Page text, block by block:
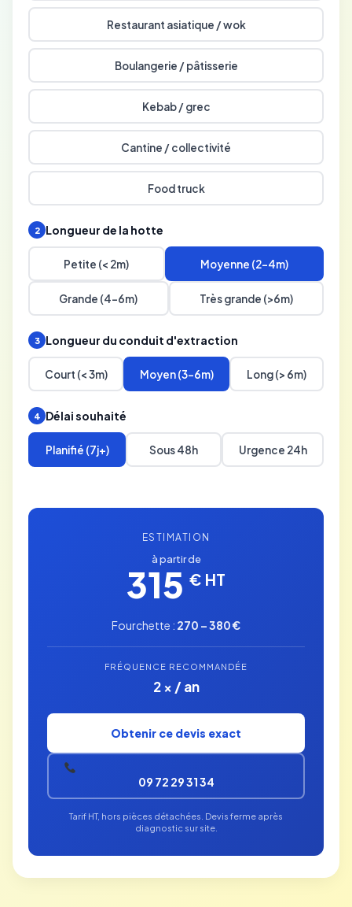
Restaurant asiatique / wok
Boulangerie / pâtisserie
Kebab / grec
Cantine / collectivité
Food truck
2 Longueur de la hotte
Petite (< 2m) Moyenne (2-4m)
Grande (4-6m) Très grande (>6m)
3 Longueur du conduit d'extraction
Court (< 3m) Moyen (3-6m) Long (> 6m)
4 Délai souhaité
Planifié (7j+) Sous 48h Urgence 24h
ESTIMATION
à partir de
315 € HT
Fourchette : 270 – 380 €
FRÉQUENCE RECOMMANDÉE
2 × / an
Obtenir ce devis exact
09 72 29 31 34
Tarif HT, hors pièces détachées. Devis ferme après
diagnostic sur site.